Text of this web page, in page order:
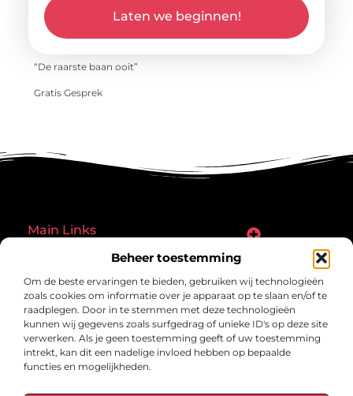
Beheer toestemming
Om de beste ervaringen te bieden, gebruiken wij technologieën
zoals cookies om informatie over je apparaat op te slaan en/of te
raadplegen. Door in te stemmen met deze technologieën
kunnen wij gegevens zoals surfgedrag of unieke ID's op deze site
verwerken. Als je geen toestemming geeft of uw toestemming
intrekt, kan dit een nadelige invloed hebben op bepaalde
functies en mogelijkheden.
Laten we beginnen!
“De raarste baan ooit”
Gratis Gesprek
Main Links